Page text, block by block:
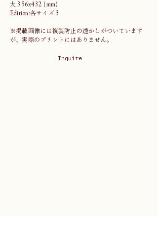
大 356x432 (mm)
Edition:各サイズ 3
※掲載画像には複製防止の透かしがついています
が、実際のプリントにはありません。
Inquire